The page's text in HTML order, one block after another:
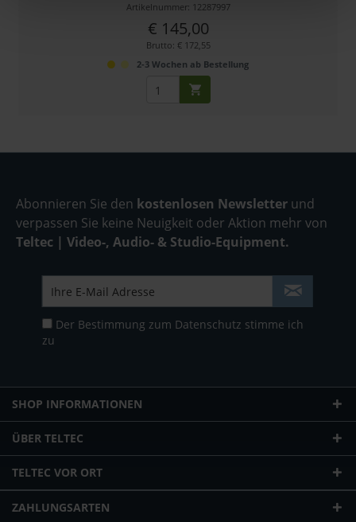
Artikelnummer: 12287997
€ 145,00
Brutto: € 172,55
2-3 Wochen ab Bestellung
Abonnieren Sie den kostenlosen Newsletter und
verpassen Sie keine Neuigkeit oder Aktion mehr von
Teltec | Video-, Audio- & Studio-Equipment.
Der Bestimmung zum Datenschutz stimme ich
zu
SHOP INFORMATIONEN
ÜBER TELTEC
TELTEC VOR ORT
ZAHLUNGSARTEN